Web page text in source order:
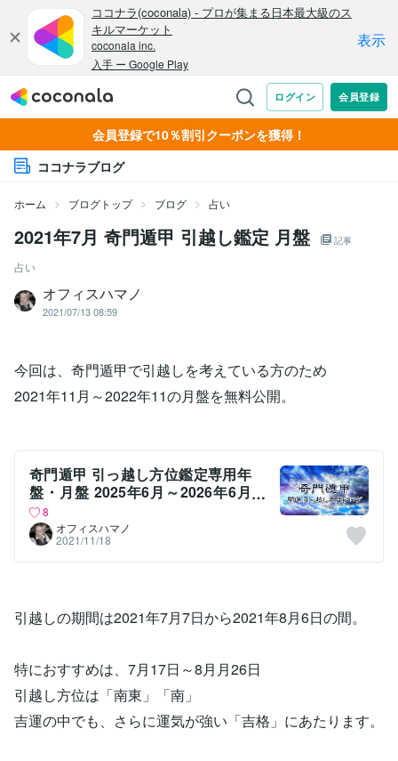
会員登録で10％割引クーポンを獲得！
ココナラブログ
ホーム ブログトップ ブログ 占い
2021年7月 奇門遁甲 引越し鑑定 月盤 記事
占い
オフィスハマノ
2021/07/13 08:59
今回は、奇門遁甲で引越しを考えている方のため
2021年11月～2022年11の月盤を無料公開。
奇門遁甲 引っ越し方位鑑定専用年
盤・月盤 2025年6月～2026年6月
までを大公開！2025年と2026年の
年盤も公開！
8
オフィスハマノ
2021/11/18
引越しの期間は2021年7月7日から2021年8月6日の間。
特におすすめは、7月17日～8月月26日
引越し方位は「南東」「南」
吉運の中でも、さらに運気が強い「吉格」にあたります。